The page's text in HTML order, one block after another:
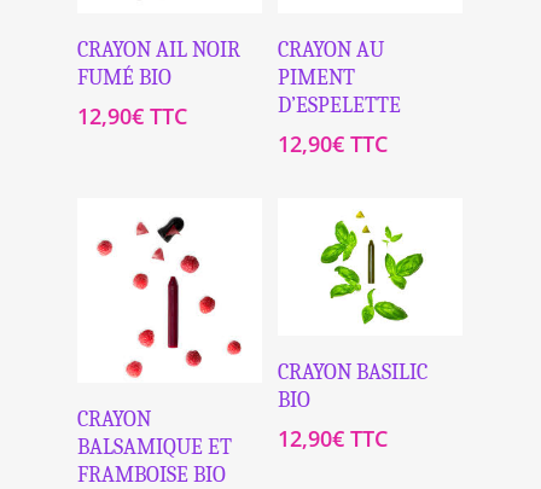
Ajouter Au
Panier
CRAYON AIL NOIR
FUMÉ BIO
12,90€ TTC
Ajouter Au
Panier
CRAYON AU
PIMENT
D’ESPELETTE
12,90€ TTC
Ajouter Au
Panier
CRAYON
BALSAMIQUE ET
FRAMBOISE BIO
Ajouter Au
CRAYON BASILIC
BIO
12,90€ TTC